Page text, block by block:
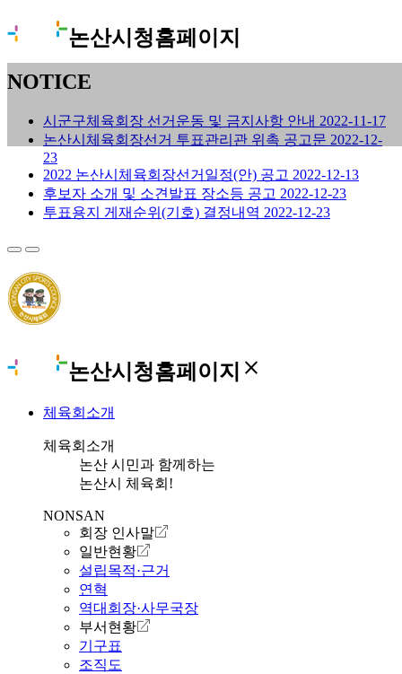
논산시청홈페이지
NOTICE
시군구체육회장 선거운동 및 금지사항 안내 2022-11-17
논산시체육회장선거 투표관리관 위촉 공고문 2022-12-
23
2022 논산시체육회장선거일정(안) 공고 2022-12-13
후보자 소개 및 소견발표 장소등 공고 2022-12-23
투표용지 게재순위(기호) 결정내역 2022-12-23
논산시청홈페이지 close
체육회소개
체육회소개
논산 시민과 함께하는
논산시 체육회!
NONSAN
회장 인사말
일반현황
설립목적·근거
연혁
역대회장·사무국장
부서현황
기구표
조직도